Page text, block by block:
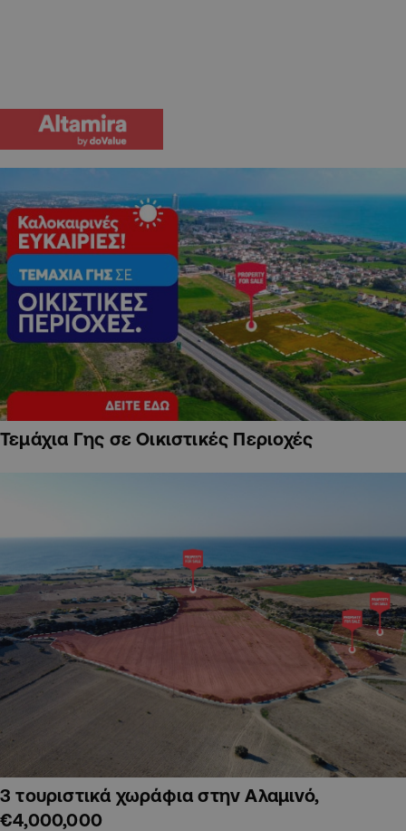
Τεμάχια Γης σε Οικιστικές Περιοχές
3 τουριστικά χωράφια στην Αλαμινό,
€4,000,000